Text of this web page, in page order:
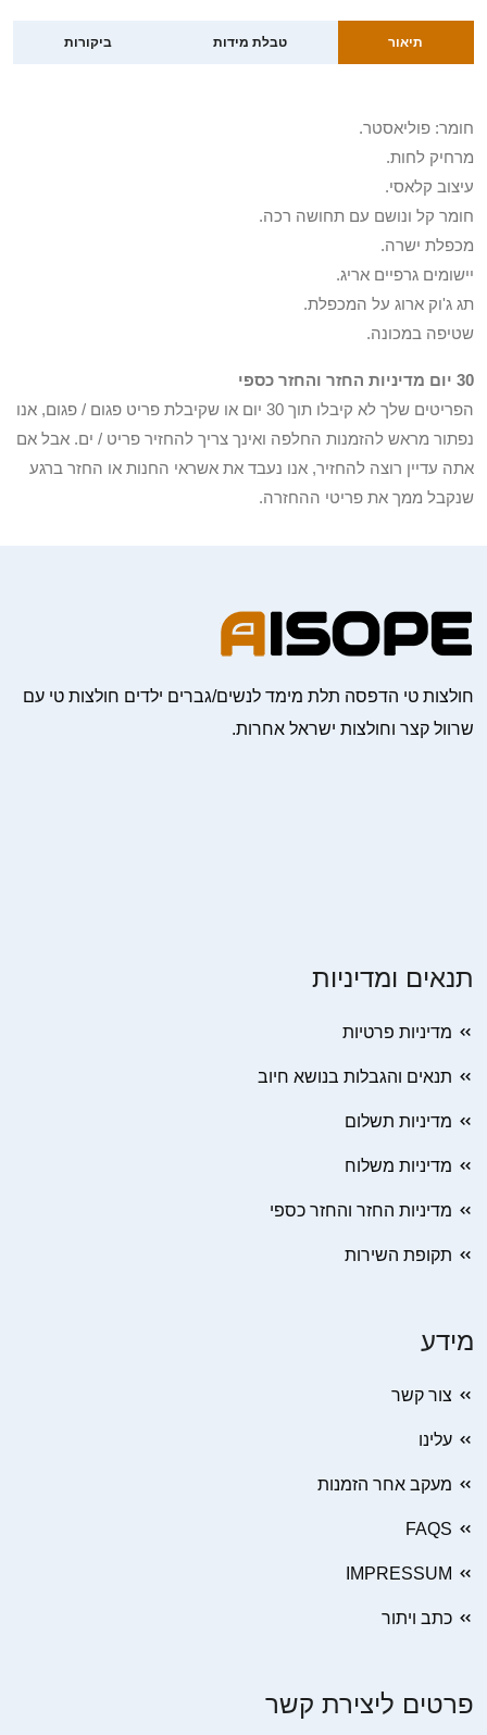
תיאור טבלת מידות ביקורות
חומר: פוליאסטר.
מרחיק לחות.
עיצוב קלאסי.
חומר קל ונושם עם תחושה רכה.
מכפלת ישרה.
יישומים גרפיים אריג.
תג ג'וק ארוג על המכפלת.
שטיפה במכונה.
30 יום מדיניות החזר והחזר כספי
הפריטים שלך לא קיבלו תוך 30 יום או שקיבלת פריט פגום / פגום, אנו
נפתור מראש להזמנות החלפה ואינך צריך להחזיר פריט / ים. אבל אם
אתה עדיין רוצה להחזיר, אנו נעבד את אשראי החנות או החזר ברגע
שנקבל ממך את פריטי ההחזרה.
חולצות טי הדפסה תלת מימד לנשים/גברים ילדים חולצות טי עם
שרוול קצר וחולצות ישראל אחרות.
תנאים ומדיניות
מדיניות פרטיות
תנאים והגבלות בנושא חיוב
מדיניות תשלום
מדיניות משלוח
מדיניות החזר והחזר כספי
תקופת השירות
מידע
צור קשר
עלינו
מעקב אחר הזמנות
FAQS
IMPRESSUM
כתב ויתור
פרטים ליצירת קשר